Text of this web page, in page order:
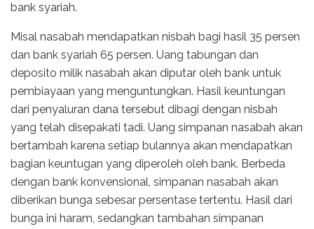
bank syariah.
Misal nasabah mendapatkan nisbah bagi hasil 35 persen
dan bank syariah 65 persen. Uang tabungan dan
deposito milik nasabah akan diputar oleh bank untuk
pembiayaan yang menguntungkan. Hasil keuntungan
dari penyaluran dana tersebut dibagi dengan nisbah
yang telah disepakati tadi. Uang simpanan nasabah akan
bertambah karena setiap bulannya akan mendapatkan
bagian keuntugan yang diperoleh oleh bank. Berbeda
dengan bank konvensional, simpanan nasabah akan
diberikan bunga sebesar persentase tertentu. Hasil dari
bunga ini haram, sedangkan tambahan simpanan